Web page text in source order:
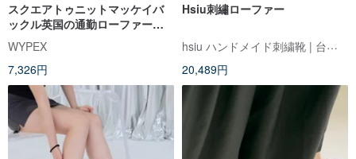
スクエアトゥニットマッケイバ
ックル英国の通勤ローファーロ
ーヒールの女性
WYPEX
7,326円
Hsiu刺繡ローファー
hsiu ハンドメイド刺繍靴 | 台湾の手作り靴
20,489円